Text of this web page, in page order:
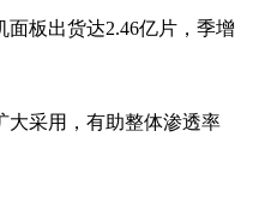
板出货达2.46亿片，季增
大采用，有助整体渗透率